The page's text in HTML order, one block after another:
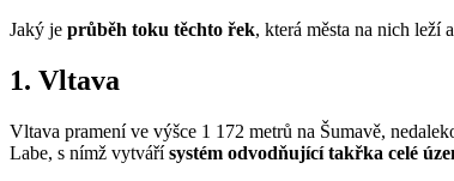
Jaký je průběh toku těchto řek, která města na nich leží a
1. Vltava
Vltava pramení ve výšce 1 172 metrů na Šumavě,
Labe, s nímž vytvářísystém odvodňující takřka celé